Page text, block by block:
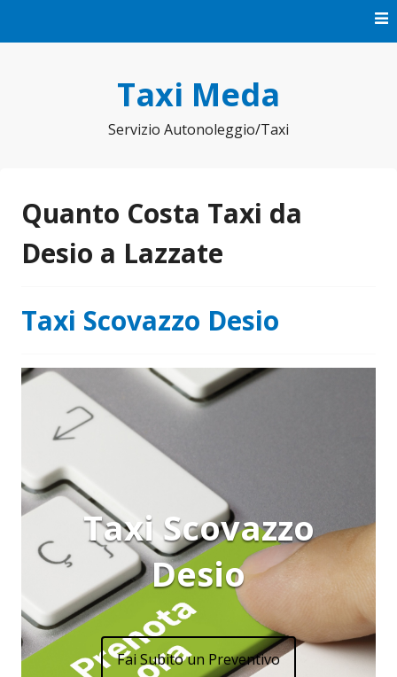
Taxi Meda
Servizio Autonoleggio/Taxi
Quanto Costa Taxi da
Desio a Lazzate
Taxi Scovazzo Desio
Taxi Scovazzo
Desio
Fai Subito un Preventivo